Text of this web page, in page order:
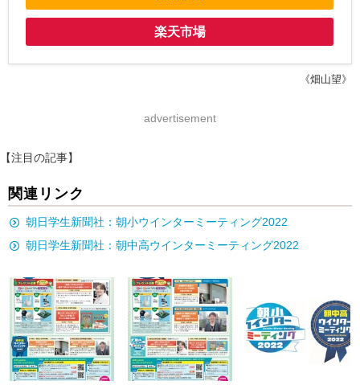
楽天市場
《畑山望》
advertisement
【注目の記事】
関連リンク
朝日学生新聞社：朝小ウインターミーティング2022
朝日学生新聞社：朝中高ウインターミーティング2022